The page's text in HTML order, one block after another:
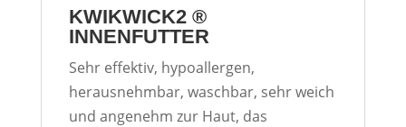
KWIKWICK2 ®
INNENFUTTER
Sehr effektiv, hypoallergen,
herausnehmbar, waschbar, sehr weich
und angenehm zur Haut, das